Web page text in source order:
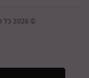
© 2026 כל הזכויות שמורות לבייבי סתיו